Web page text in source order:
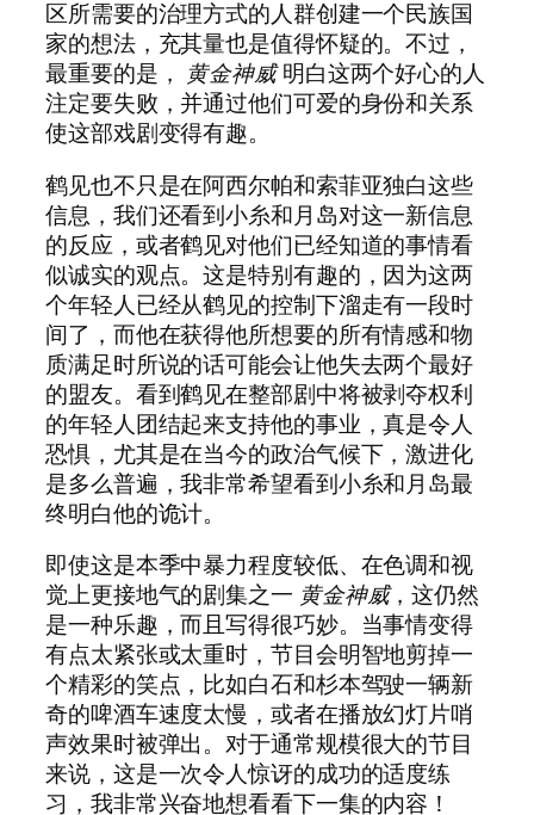
区所需要的治理方式的人群创建一个民族国
家的想法，充其量也是值得怀疑的。不过，
最重要的是， 黄金神威明白这两个好心的人
注定要失败，并通过他们可爱的身份和关系
使这部戏剧变得有趣。
鹤见也不只是在阿西尔帕和索菲亚独白这些
信息，我们还看到小糸和月岛对这一新信息
的反应，或者鹤见对他们已经知道的事情看
似诚实的观点。这是特别有趣的，因为这两
个年轻人已经从鹤见的控制下溜走有一段时
间了，而他在获得他所想要的所有情感和物
质满足时所说的话可能会让他失去两个最好
的盟友。看到鹤见在整部剧中将被剥夺权利
的年轻人团结起来支持他的事业，真是令人
恐惧，尤其是在当今的政治气候下，激进化
是多么普遍，我非常希望看到小糸和月岛最
终明白他的诡计。
即使这是本季中暴力程度较低、在色调和视
觉上更接地气的剧集之一 黄金神威，这仍然
是一种乐趣，而且写得很巧妙。当事情变得
有点太紧张或太重时，节目会明智地剪掉一
个精彩的笑点，比如白石和杉本驾驶一辆新
奇的啤酒车速度太慢，或者在播放幻灯片哨
声效果时被弹出。对于通常规模很大的节目
来说，这是一次令人惊讶的成功的适度练
习，我非常兴奋地想看看下一集的内容！